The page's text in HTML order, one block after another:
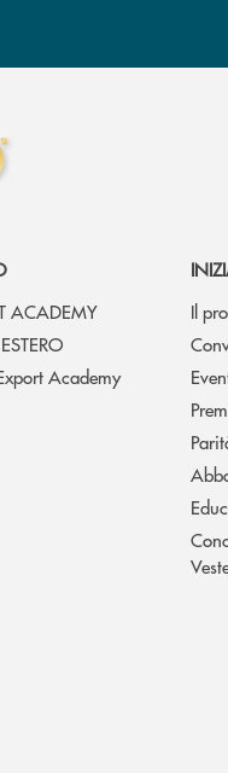
ACADEMY
Academy
Il